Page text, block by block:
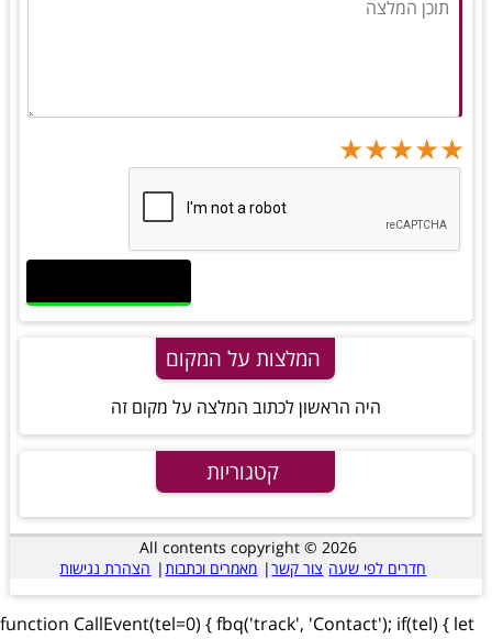
★
★★
★★★
★★★★
★★★★★
המלצות על המקום
היה הראשון לכתוב המלצה על מקום זה
קטגוריות
All contents copyright © 2026
חדרים לפי שעה צור קשר| מאמרים וכתבות| הצהרת נגישות
function CallEvent(tel=0) { fbq('track', 'Contact'); if(tel) { let